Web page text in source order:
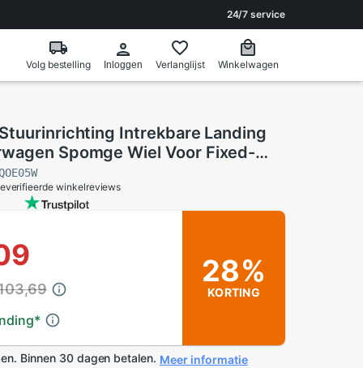
24/7 service
Volg bestelling Inloggen Verlanglijst Winkelwagen
Intrekbare Landing
Spomge Wiel Voor Fixed-
Helicopter Model Diy spare
winkelreviews
*
28%
KORTING
Binnen 30 dagen betalen. Meer informatie